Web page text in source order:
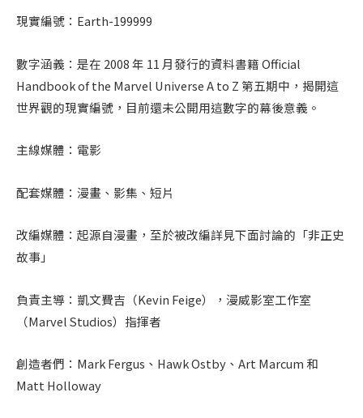
現實編號：Earth-199999
數字涵義：是在 2008 年 11 月發行的資料書籍 Official
Handbook of the Marvel Universe A to Z 第五期中，揭開這
世界觀的現實編號，目前還未公開用這數字的幕後意義。
主線媒體：電影
配套媒體：漫畫、影集、短片
改編媒體：起源自漫畫，至於被改編詳見下面討論的「非正史
故事」
負責主導：凱文費吉（Kevin Feige），漫威影室工作室
（Marvel Studios）指揮者
創造者們：Mark Fergus、Hawk Ostby、Art Marcum 和
Matt Holloway